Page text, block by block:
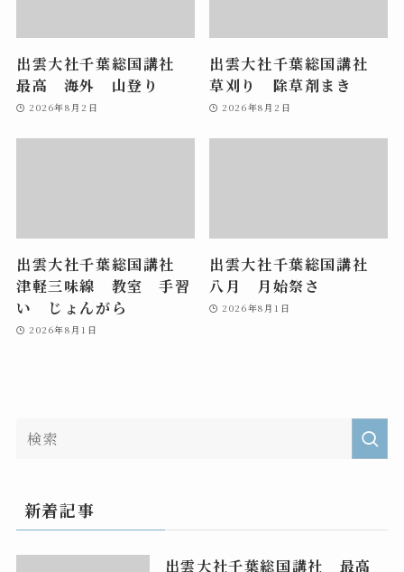
出雲大社千葉総国講社
最高 海外 山登り
2026年8月2日
出雲大社千葉総国講社
草刈り 除草剤まき
2026年8月2日
出雲大社千葉総国講社
津軽三味線 教室 手習
い じょんがら
2026年8月1日
出雲大社千葉総国講社
八月 月始祭さ
2026年8月1日
新着記事
出雲大社千葉総国講社 最高